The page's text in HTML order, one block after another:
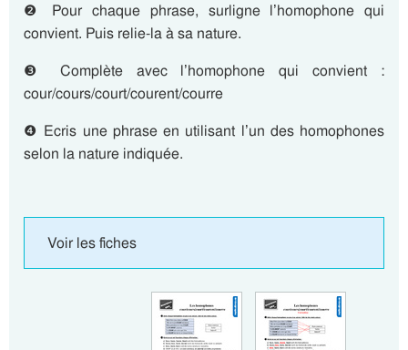
❷ Pour chaque phrase, surligne l’homophone qui
convient. Puis relie-la à sa nature.
❸ Complète avec l’homophone qui convient :
cour/cours/court/courent/courre
❹ Ecris une phrase en utilisant l’un des homophones
selon la nature indiquée.
Voir les fiches